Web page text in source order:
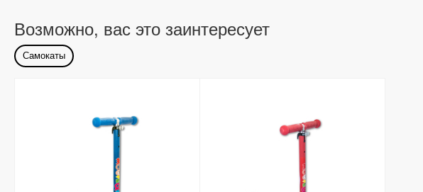
Возможно, вас это заинтересует
Самокаты